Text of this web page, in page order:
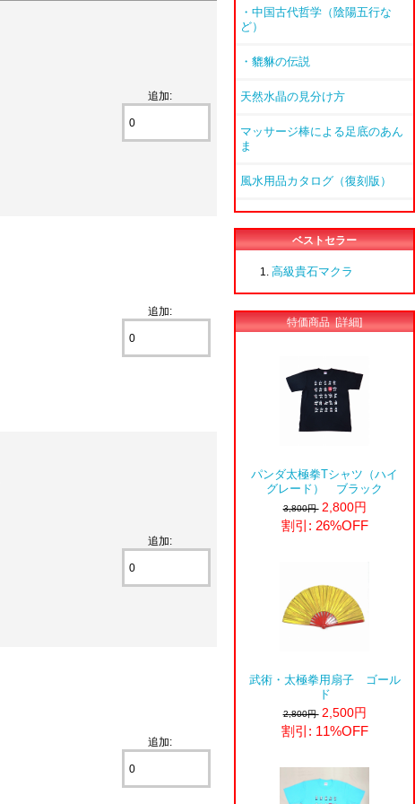
追加:
追加:
追加:
追加:
・中国古代哲学（陰陽五行な
ど）
・貔貅の伝説
天然水晶の見分け方
マッサージ棒による足底のあん
ま
風水用品カタログ（復刻版）
ベストセラー
高級貴石マクラ
特価商品 [詳細]
パンダ太極拳Tシャツ（ハイ
グレード） ブラック
3,800円 2,800円
割引: 26%OFF
武術・太極拳用扇子 ゴール
ド
2,800円 2,500円
割引: 11%OFF